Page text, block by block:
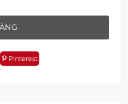
Pinterest